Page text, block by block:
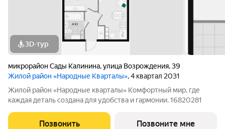
3D-тур
микрорайон Сады Калинина,улица Возрождения,39
Жилой район «Народные Кварталы», 4 квартал 2031
Жилой район «Народные кварталы» Комфортный мир, где
каждая деталь создана для удобства и гармонии. 16820281
Позвонить Позвоните мне